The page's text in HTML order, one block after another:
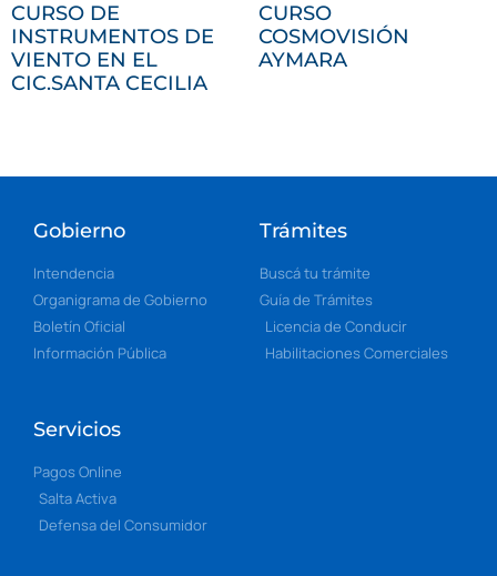
CURSO DE
INSTRUMENTOS DE
VIENTO EN EL
CIC.SANTA CECILIA
CURSO
COSMOVISIÓN
AYMARA
Gobierno
Intendencia
Organigrama de Gobierno
Boletín Oficial
Información Pública
Trámites
Buscá tu trámite
Guía de Trámites
Licencia de Conducir
Habilitaciones Comerciales
Servicios
Pagos Online
Salta Activa
Defensa del Consumidor